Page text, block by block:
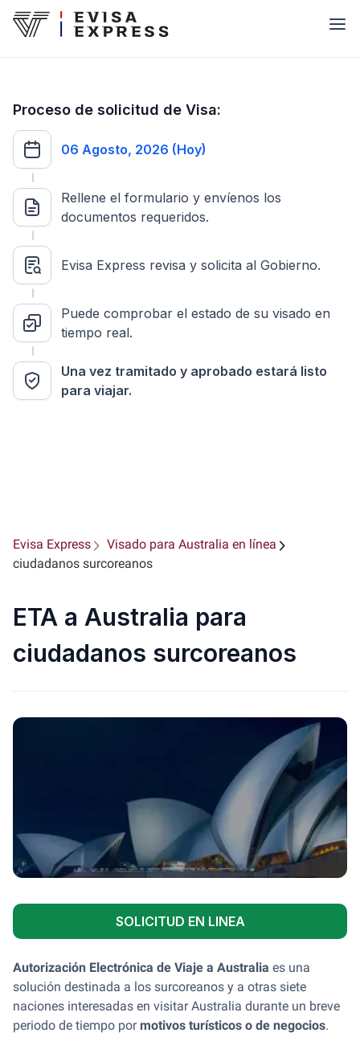
Proceso de solicitud de Visa:
06 Agosto, 2026 (Hoy)
Rellene el formulario y envíenos los
documentos requeridos.
Evisa Express revisa y solicita al Gobierno.
Puede comprobar el estado de su visado en
tiempo real.
Una vez tramitado y aprobado estará listo
para viajar.
Evisa Express
Visado para Australia en línea
ciudadanos surcoreanos
ETA a Australia para
ciudadanos surcoreanos
SOLICITUD EN LINEA
Autorización Electrónica de Viaje a Australia es una
solución destinada a los surcoreanos y a otras siete
naciones interesadas en visitar Australia durante un breve
periodo de tiempo por motivos turísticos o de negocios.